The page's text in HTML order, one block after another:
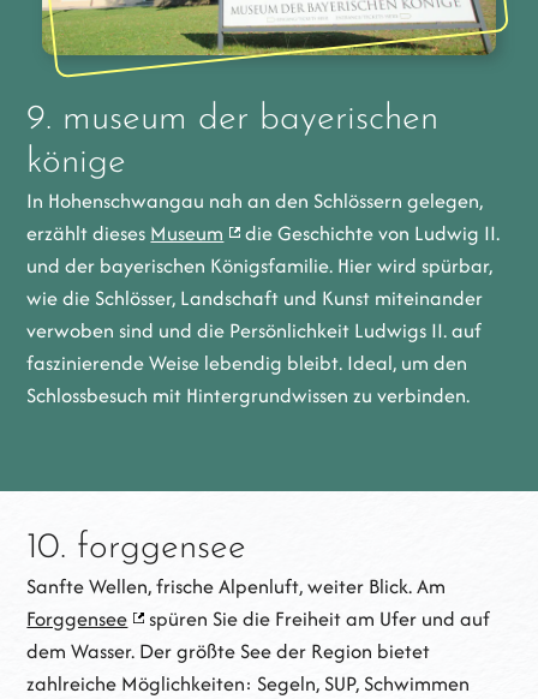
9. museum der bayerischen
könige
In Hohenschwangau nah an den Schlössern gelegen,
erzählt dieses Museum
die Geschichte von Ludwig II.
und der bayerischen Königsfamilie. Hier wird spürbar,
wie die Schlösser, Landschaft und Kunst miteinander
verwoben sind und die Persönlichkeit Ludwigs II. auf
faszinierende Weise lebendig bleibt. Ideal, um den
Schlossbesuch mit Hintergrundwissen zu verbinden.
10. forggensee
Sanfte Wellen, frische Alpenluft, weiter Blick. Am
Forggensee
spüren Sie die Freiheit am Ufer und auf
dem Wasser. Der größte See der Region bietet
zahlreiche Möglichkeiten: Segeln, SUP, Schwimmen